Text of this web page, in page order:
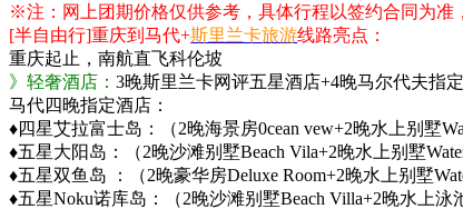
※注：网上团期价格仅供参考，具体行程以签约合同为准
[半自由行]重庆到马代+斯里兰卡旅游线路亮点：
重庆起止，南航直飞科伦坡
》轻奢酒店： 3晚斯里兰卡网评五星酒店+4晚马尔代夫指
马代四晚指定酒店：
♦四星艾拉富士岛：（2晚海景房0cean vew+2晚水上别墅
♦五星大阳岛：（2晚沙滩别墅Beach Vila+2晚水上别墅
♦五星双鱼岛 ：（2晚豪华房Deluxe Room+2晚水上别墅
♦五星Noku诺库岛：（2晚沙滩别墅Beach Villa+2晚水上